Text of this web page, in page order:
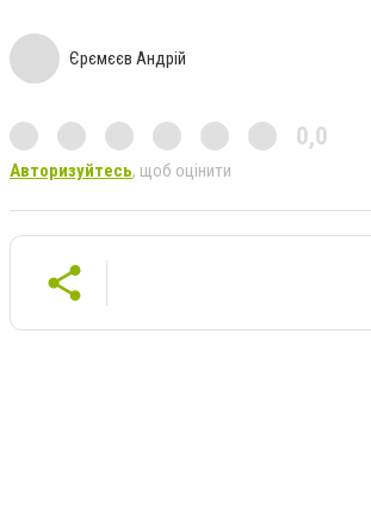
Єрємєєв Андрій
0,0
Авторизуйтесь, щоб оцінити